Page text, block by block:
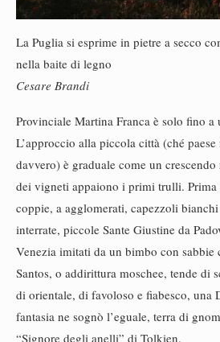
La Puglia si esprime in pietre a secco
nella baite di legno
Cesare Brandi
Provinciale Martina Franca è solo fino a
L’approccio alla piccola città (ché
davvero) è graduale come un
dei vigneti appaiono i primi trulli. Prima
coppie, a agglomerati, capezzoli
interrate, piccole Sante Giustine da
Venezia imitati da un bimbo con sabbie
Santos, o addirittura moschee, tende di
di orientale, di favoloso e fiabesco, una
fantasia ne sognò l’eguale, terra di
“Signore degli anelli” di Tolkien.